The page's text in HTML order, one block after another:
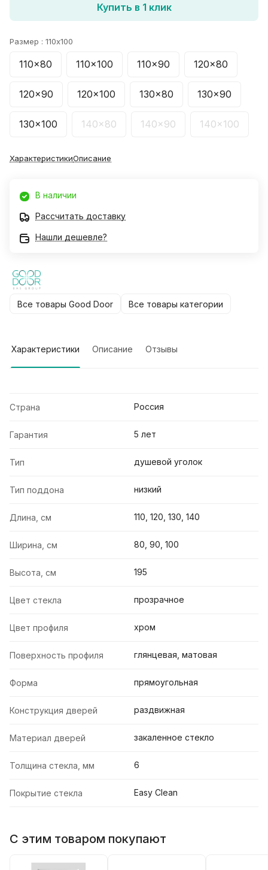
Купить в 1 клик
Размер : 110x100
110x80 110x100 110x90 120x80
120x90 120x100 130x80 130x90
130x100 140x80 140x90 140x100
ХарактеристикиОписание
В наличии
Рассчитать доставку
Нашли дешевле?
Все товары Good Door Все товары категории
Характеристики Описание Отзывы
Страна Россия
Гарантия 5 лет
Тип душевой уголок
Тип поддона низкий
Длина, см 110, 120, 130, 140
Ширина, см 80, 90, 100
Высота, см 195
Цвет стекла прозрачное
Цвет профиля хром
Поверхность профиля глянцевая, матовая
Форма прямоугольная
Конструкция дверей раздвижная
Материал дверей закаленное стекло
Толщина стекла, мм 6
Покрытие стекла Easy Clean
С этим товаром покупают